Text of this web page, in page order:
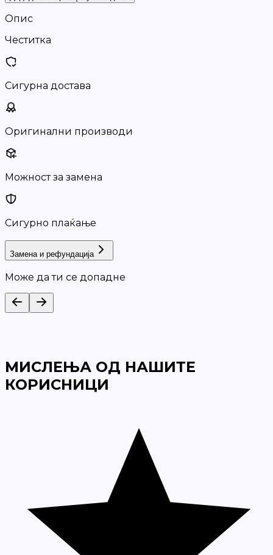
Опис
Честитка
Сигурна достава
Оригинални производи
Можност за замена
Сигурно плаќање
Замена и рефундација
Може да ти се допадне
МИСЛЕЊА ОД НАШИТЕ
КОРИСНИЦИ